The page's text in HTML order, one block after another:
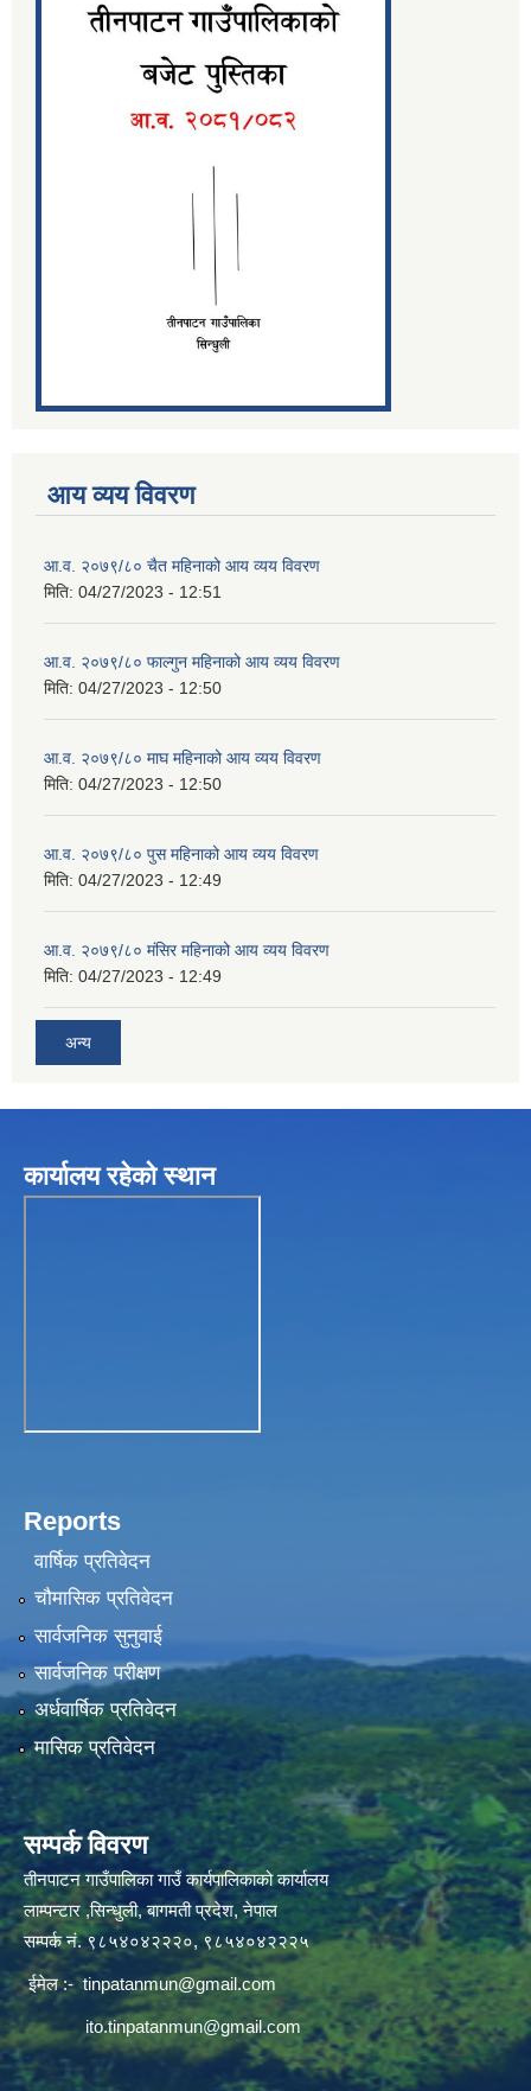
आय व्यय विवरण
आ.व. २०७९/८० चैत महिनाको आय व्यय विवरण
मिति: 04/27/2023 - 12:51
आ.व. २०७९/८० फाल्गुन महिनाको आय व्यय विवरण
मिति: 04/27/2023 - 12:50
आ.व. २०७९/८० माघ महिनाको आय व्यय विवरण
मिति: 04/27/2023 - 12:50
आ.व. २०७९/८० पुस महिनाको आय व्यय विवरण
मिति: 04/27/2023 - 12:49
आ.व. २०७९/८० मंसिर महिनाको आय व्यय विवरण
मिति: 04/27/2023 - 12:49
अन्य
कार्यालय रहेकाे स्थान
Reports
वार्षिक प्रतिवेदन
चौमासिक प्रतिवेदन
सार्वजनिक सुनुवाई
सार्वजनिक परीक्षण
अर्धवार्षिक प्रतिवेदन
मासिक प्रतिवेदन
सम्पर्क विवरण
तीनपाटन गाउँपालिका गाउँ कार्यपालिकाको कार्यालय
लाम्पन्टार ,सिन्धुली, बागमती प्रदेश, नेपाल
सम्पर्क नं. ९८५४०४२२२०, ९८५४०४२२२५
ईमेल :-tinpatanmun@gmail.com
ito.tinpatanmun@gmail.com